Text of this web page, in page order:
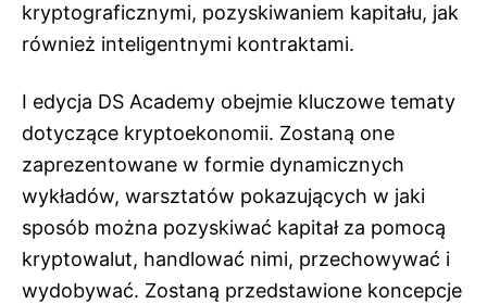
kryptograficznymi, pozyskiwaniem kapitału, jak
również inteligentnymi kontraktami.
I edycja DS Academy obejmie kluczowe tematy
dotyczące kryptoekonomii. Zostaną one
zaprezentowane w formie dynamicznych
wykładów, warsztatów pokazujących w jaki
sposób można pozyskiwać kapitał za pomocą
kryptowalut, handlować nimi, przechowywać i
wydobywać. Zostaną przedstawione koncepcje